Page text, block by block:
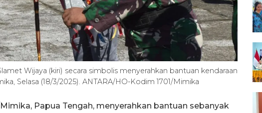
Wijaya (kiri) secara simbolis menyerahkan bantuan kendaraan
Selasa (18/3/2025). ANTARA/HO-Kodim 1701/Mimika
Papua Tengah, menyerahkan bantuan sebanyak